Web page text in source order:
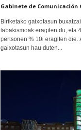
Gabinete de Comunicación
Biriketako gaixotasun
tabakismoak eragiten du, eta
pertsonen % 10i eragiten die.
gaixotasun hau duten...